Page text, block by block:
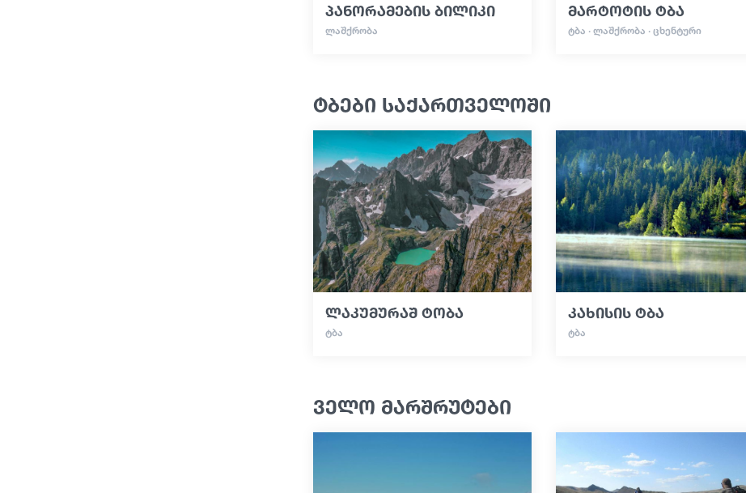
პანორამების ბილიკი
ᲚᲐᲨᲥᲠᲝᲑᲐ
მარტოტის ტბა
ᲢᲑᲐ · ᲚᲐᲨᲥᲠᲝᲑᲐ · ᲪᲮᲔᲜᲢᲣᲠᲘ
ტბები საქართველოში
ლაკუმურაშ ტობა
ᲢᲑᲐ
კახისის ტბა
ᲢᲑᲐ
ველო მარშრუტები